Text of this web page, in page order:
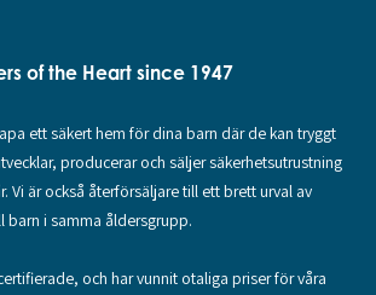
of the Heart since 1947
ett säkert hem för dina barn där de kan tryggt
producerar och säljer säkerhetsutrustning
Vi är också återförsäljare till ett brett urval av
i samma åldersgrupp.
och har vunnit otaliga priser för våra